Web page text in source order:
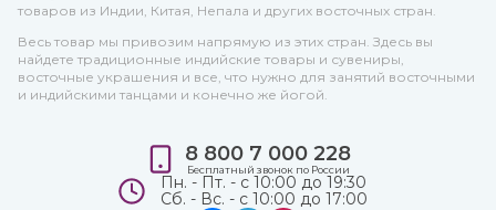
товаров из Индии, Китая, Непала и других восточных стран.
Весь товар мы привозим напрямую из этих стран. Здесь вы
найдете традиционные индийские товары и сувениры,
восточные украшения и все, что нужно для занятий восточными
и индийскими танцами и конечно же йогой.
8 800 7 000 228
Бесплатный звонок по России
Пн. - Пт. - с 10:00 до 19:30
Сб. - Вс. - с 10:00 до 17:00